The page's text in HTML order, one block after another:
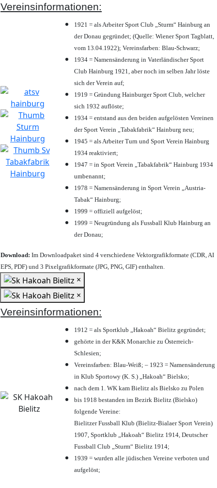
Vereinsinformationen:
1921 = als Arbeiter Sport Club „Sturm“ Hainburg an
der Donau gegründet; (Quelle: Wiener Sport Tagblatt,
vom 13.04.1922); Vereinsfarben: Blau-Schwarz;
1934 = Namensänderung in Vaterländischer Sport
Club Hainburg 1921, aber noch im selben Jahr löste
sich der Verein auf;
1919 = Gründung Hainburger Sport Club, welcher
sich 1932 auflöste;
1934 = entstand aus den beiden aufgelösten Vereinen
der Sport Verein „Tabakfabrik“ Hainburg neu;
1945 = als Arbeiter Turn und Sport Verein Hainburg
1934 reaktiviert;
1947 = in Sport Verein „Tabakfabrik“ Hainburg 1934
umbenannt;
1978 = Namensänderung in Sport Verein „Austria-
Tabak“ Hainburg;
1999 = offiziell aufgelöst;
1999 = Neugründung als Fussball Klub Hainburg an
der Donau;
Download: Im Downloadpaket sind 4 verschiedene Vektorgrafikformate (CDR, AI
EPS, PDF) und 3 Pixelgrafikformate (JPG, PNG, GIF) enthalten.
×
×
Vereinsinformationen:
1912 = als Sportklub „Hakoah“ Bielitz gegründet;
gehörte in der K&K Monarchie zu Österreich-
Schlesien;
Vereinsfarben: Blau-Weiß; – 1923 = Namensänderung
in Klub Sportowy (K. S.) „Hakoah“ Bielsko;
nach dem 1. WK kam Bielitz als Bielsko zu Polen
bis 1918 bestanden im Bezirk Bielitz (Bielsko)
folgende Vereine:
Bielitzer Fussball Klub (Bielitz-Bialaer Sport Verein)
1907, Sportklub „Hakoah“ Bielitz 1914, Deutscher
Fussball Club „Sturm“ Bielitz 1914;
1939 = wurden alle jüdischen Vereine verboten und
aufgelöst;